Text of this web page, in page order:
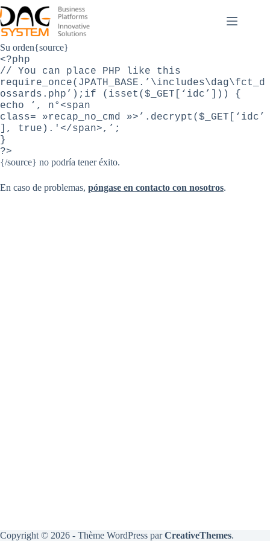
Passer
au
contenu
Su orden{source}
<?php
// You can place PHP like this
require_once(JPATH_BASE.’\includes\dag\fct_d
ossards.php’);if (isset($_GET[‘idc’])) {
echo ‘, n°<span
class= »recap_no_cmd »>’.decrypt($_GET[‘idc’
], true).'</span>,’;
}
?>
{/source} no podría tener éxito.
En caso de problemas, póngase en contacto con nosotros.
Copyright © 2026 - Thème WordPress parCreativeThemes.